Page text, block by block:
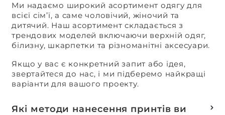
Ми надаємо широкий асортимент одягу для
всієї сім’ї, а саме чоловічий, жіночий та
дитячий. Наш асортимент складається з
трендових моделей включаючи верхній одяг,
білизну, шкарпетки та різноманітні аксесуари.
Якщо у вас є конкретний запит або ідея,
звертайтеся до нас, і ми підберемо найкращі
варіанти для вашого проекту.
Які методи нанесення принтів ви